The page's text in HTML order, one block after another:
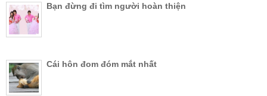
Bạn đừng đi tìm người hoàn thiện
Cái hôn đom đóm mắt nhất